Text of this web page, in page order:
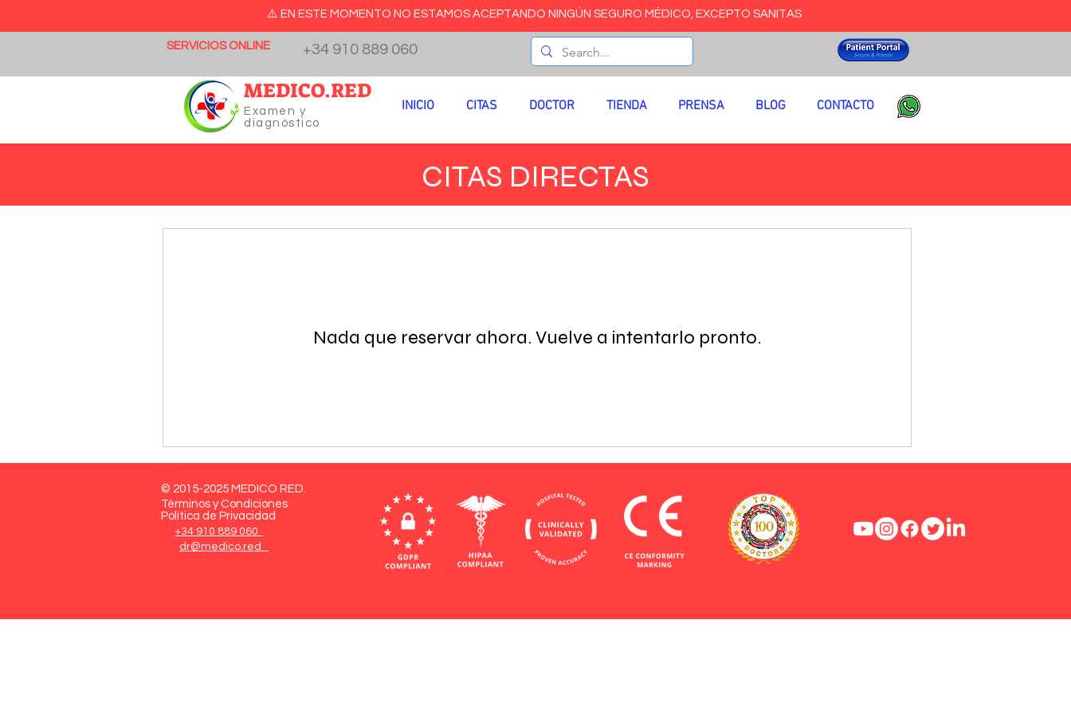
⚠️ EN ESTE MOMENTO NO ESTAMOS ACEPTANDO NINGÚN SEGURO MÉDICO, EXCEPTO SANITAS
SERVICIOS ONLINE +34 910 889 060​
MEDICO.RED
Examen y
diagnóstico
INICIO CITAS DOCTOR TIENDA PRENSA BLOG CONTACTO
CITAS DIRECTAS
Nada que reservar ahora. Vuelve a intentarlo pronto.
© 2015-2025 MEDICO RED.
Términos y Condiciones
Política de Privacidad
+34 910 889 060
dr@medico.red